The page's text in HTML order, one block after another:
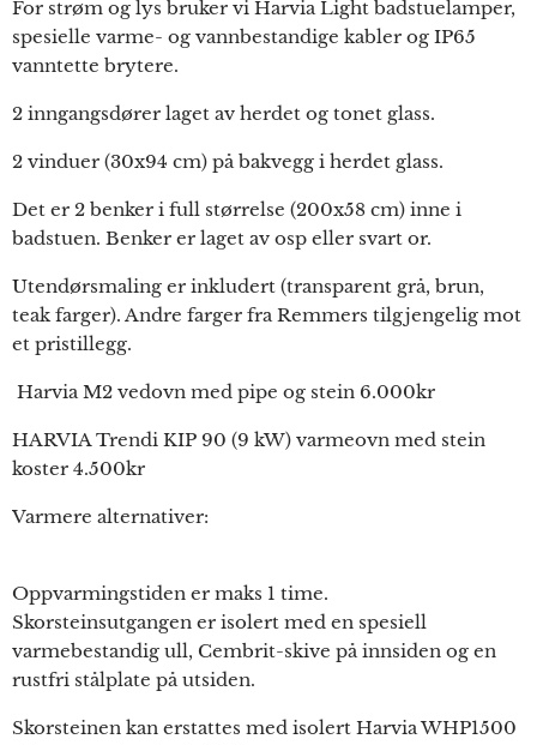
For strøm og lys bruker vi Harvia Light badstuelamper,
spesielle varme- og vannbestandige kabler og IP65
vanntette brytere.
2 inngangsdører laget av herdet og tonet glass.
2 vinduer (30x94 cm) på bakvegg i herdet glass.
Det er 2 benker i full størrelse (200x58 cm) inne i
badstuen. Benker er laget av osp eller svart or.
Utendørsmaling er inkludert (transparent grå, brun,
teak farger). Andre farger fra Remmers tilgjengelig mot
et pristillegg.
Harvia M2 vedovn med pipe og stein 6.000kr
HARVIA Trendi KIP 90 (9 kW) varmeovn med stein
koster 4.500kr
Varmere alternativer:
Oppvarmingstiden er maks 1 time.
Skorsteinsutgangen er isolert med en spesiell
varmebestandig ull, Cembrit-skive på innsiden og en
rustfri stålplate på utsiden.
Skorsteinen kan erstattes med isolert Harvia WHP1500